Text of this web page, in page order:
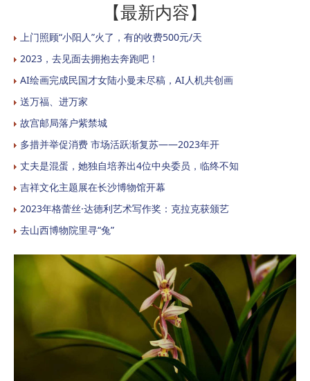
【最新内容】
上门照顾“小阳人”火了，有的收费500元/天
2023，去见面去拥抱去奔跑吧！
AI绘画完成民国才女陆小曼未尽稿，AI人机共创画
送万福、进万家
故宫邮局落户紫禁城
多措并举促消费 市场活跃渐复苏——2023年开
丈夫是混蛋，她独自培养出4位中央委员，临终不知
吉祥文化主题展在长沙博物馆开幕
2023年格蕾丝·达德利艺术写作奖：克拉克获颁艺
去山西博物院里寻“兔”